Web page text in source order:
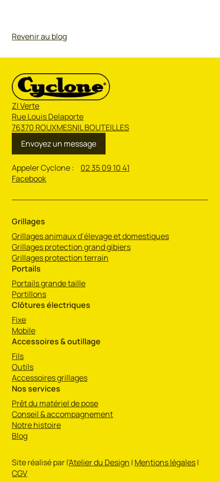
Revenir au blog
ZI Verte
Rue Louis Delaporte
76370 ROUXMESNIL BOUTEILLES
Envoyez un message
Appeler Cyclone : 02 35 09 10 41
Facebook
Grillages
Grillages animaux d’élevage et domestiques
Grillages protection grand gibiers
Grillages protection terrain
Portails
Portails grande taille
Portillons
Clôtures électriques
Fixe
Mobile
Accessoires & outillage
Fils
Outils
Accessoires grillages
Nos services
Prêt du matériel de pose
Conseil & accompagnement
Notre histoire
Blog
Site réalisé par l'Atelier du Design | Mentions légales|
CGV